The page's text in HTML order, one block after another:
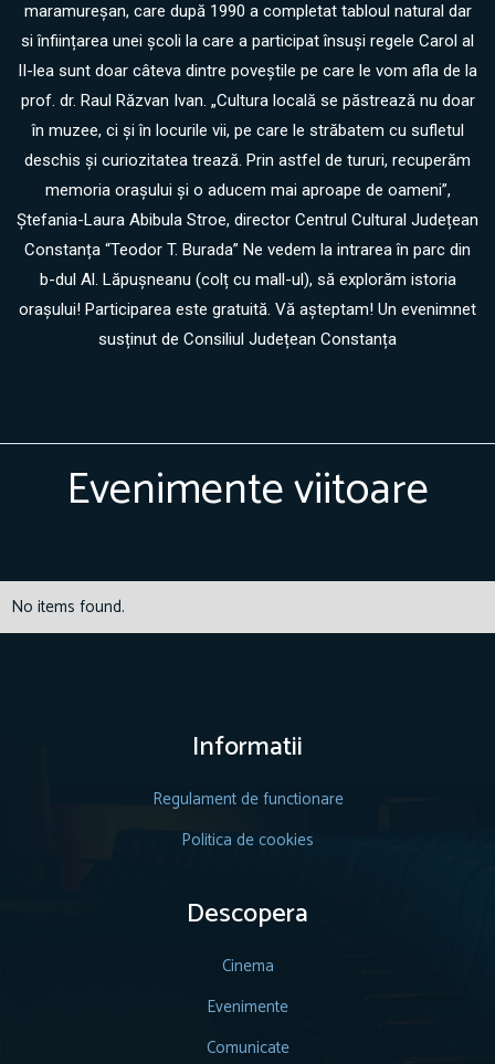
maramureșan, care după 1990 a completat tabloul natural dar
si înființarea unei școli la care a participat însuși regele Carol al
II-lea sunt doar câteva dintre poveștile pe care le vom afla de la
prof. dr. Raul Răzvan Ivan. „Cultura locală se păstrează nu doar
în muzee, ci și în locurile vii, pe care le străbatem cu sufletul
deschis și curiozitatea trează. Prin astfel de tururi, recuperăm
memoria orașului și o aducem mai aproape de oameni”,
Ștefania-Laura Abibula Stroe, director Centrul Cultural Județean
Constanța “Teodor T. Burada” Ne vedem la intrarea în parc din
b-dul Al. Lăpușneanu (colț cu mall-ul), să explorăm istoria
orașului! Participarea este gratuită. Vă așteptam! Un evenimnet
susținut de Consiliul Județean Constanța
Evenimente viitoare
No items found.
Informatii
Regulament de functionare
Politica de cookies
Descopera
Cinema
Evenimente
Comunicate